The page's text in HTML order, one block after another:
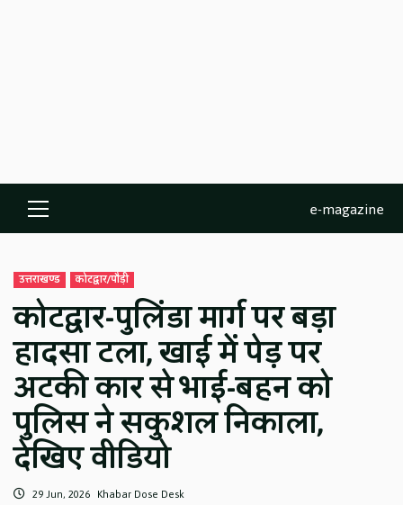
Primary
Menu
e-magazine
उत्तराखण्ड कोटद्वार/पौड़ी
कोटद्वार-पुलिंडा मार्ग पर बड़ा
हादसा टला, खाई में पेड़ पर
अटकी कार से भाई-बहन को
पुलिस ने सकुशल निकाला,
देखिए वीडियो
29 Jun, 2026 Khabar Dose Desk